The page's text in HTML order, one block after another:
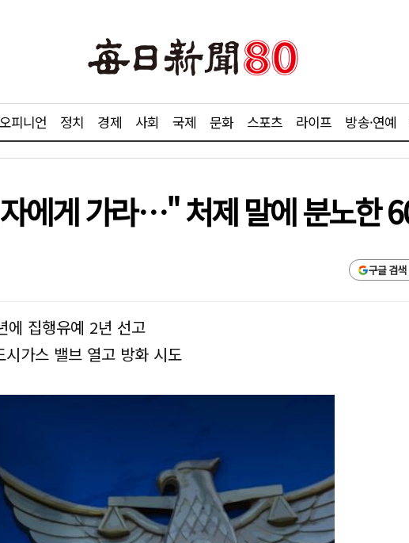
오피니언 정치 경제 사회 국제 문화 스포츠 라이프 방송·연예
에게 가라…" 처제 말에 분노한
구글 검색
에 집행유예 2년 선고
가스 밸브 열고 방화 시도